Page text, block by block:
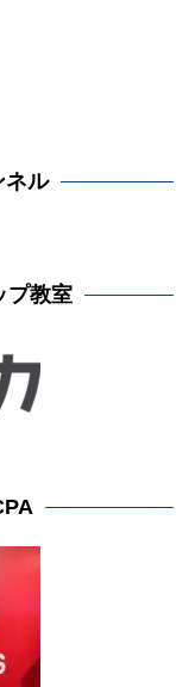
ネル
プ教室